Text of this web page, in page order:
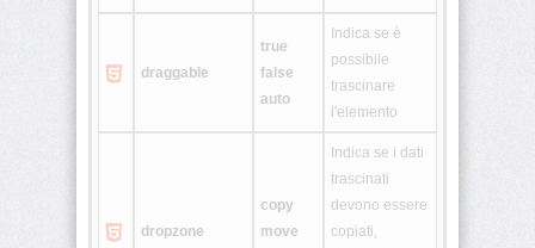
<map>
draggable
true
false
auto
Indica se è
possibile
trascinare
l'elemento
dropzone
copy
move
Indica se i dati
trascinati
devono essere
copiati,